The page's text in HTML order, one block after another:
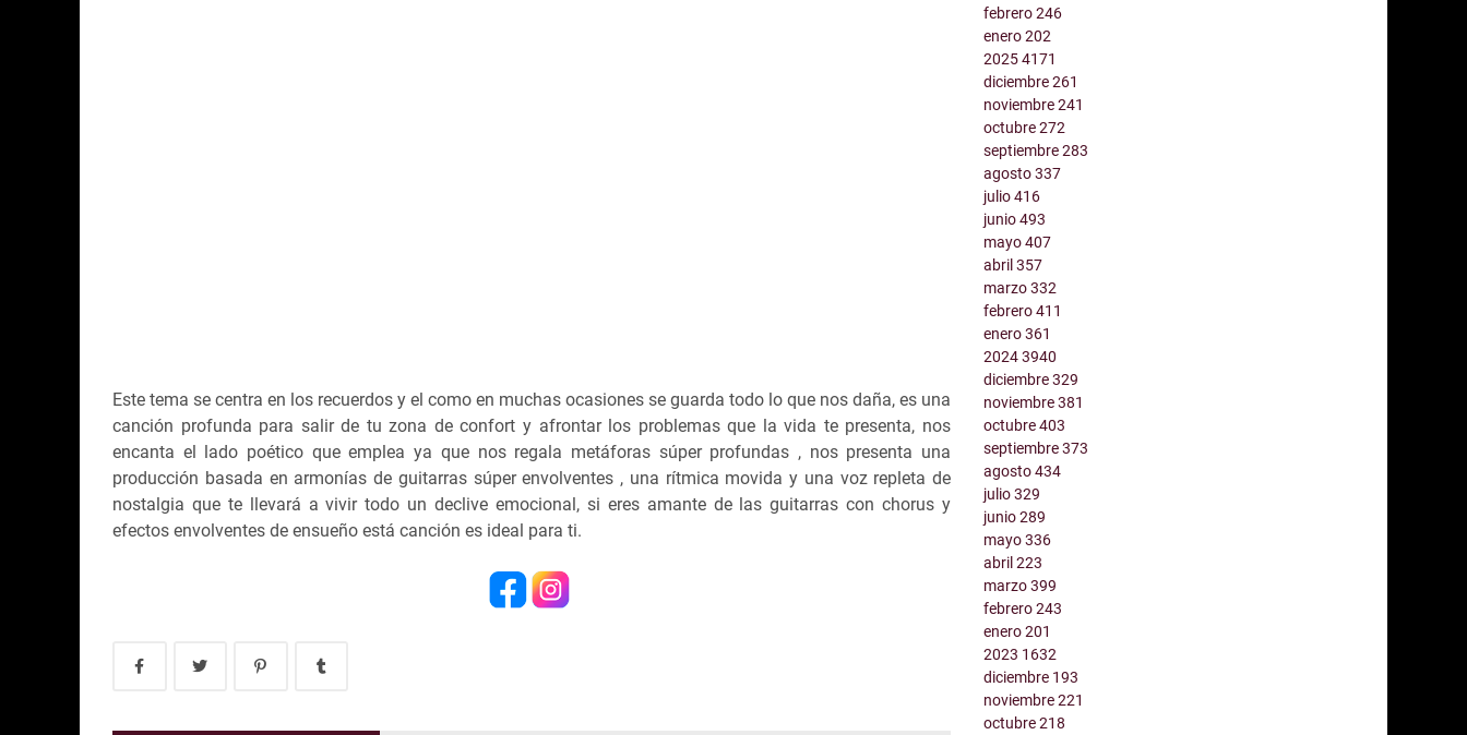
Este tema se centra en los recuerdos y el como en muchas ocasiones se guarda todo lo que nos daña, es una
canción profunda para salir de tu zona de confort y afrontar los problemas que la vida te presenta, nos
encanta el lado poético que emplea ya que nos regala metáforas súper profundas , nos presenta una
producción basada en armonías de guitarras súper envolventes , una rítmica movida y una voz repleta de
nostalgia que te llevará a vivir todo un declive emocional, si eres amante de las guitarras con chorus y
efectos envolventes de ensueño está canción es ideal para ti.
febrero246
enero202
20254171
diciembre261
noviembre241
octubre272
septiembre283
agosto337
julio416
junio493
mayo407
abril357
marzo332
febrero411
enero361
20243940
diciembre329
noviembre381
octubre403
septiembre373
agosto434
julio329
junio289
mayo336
abril223
marzo399
febrero243
enero201
2023 1632
diciembre 193
noviembre221
octubre218